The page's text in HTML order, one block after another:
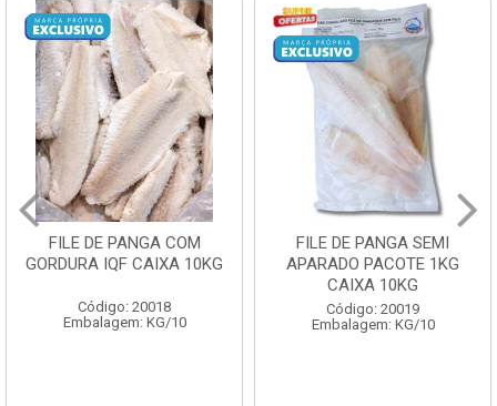
FILE DE PANGA SEMI
APARADO PACOTE 1KG
Código: 20019
Embalagem: KG/10
POLACA DESFIADA
PESCAMARES PCT5KG
CX10KG
Código: 20161
Embalagem: KG/10